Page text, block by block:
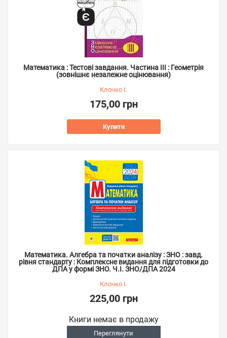
Математика : Тестові завдання. Частина ІІІ : Геометрія
(зовнішнє незалежне оцінювання)
Клочко І.
175,00 грн
Купити
Математика. Aлгебра та початки аналізу : ЗНО : завд.
рівня стандарту : Комплексне видання для підготовки до
ДПА у формі ЗНО. Ч.І. ЗНО/ДПА 2024
Клочко І.
225,00 грн
Книги немає в продажу
Переглянути